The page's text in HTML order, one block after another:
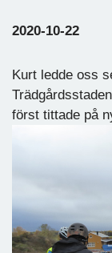
2020-
Kurt ledde oss
först tittade på